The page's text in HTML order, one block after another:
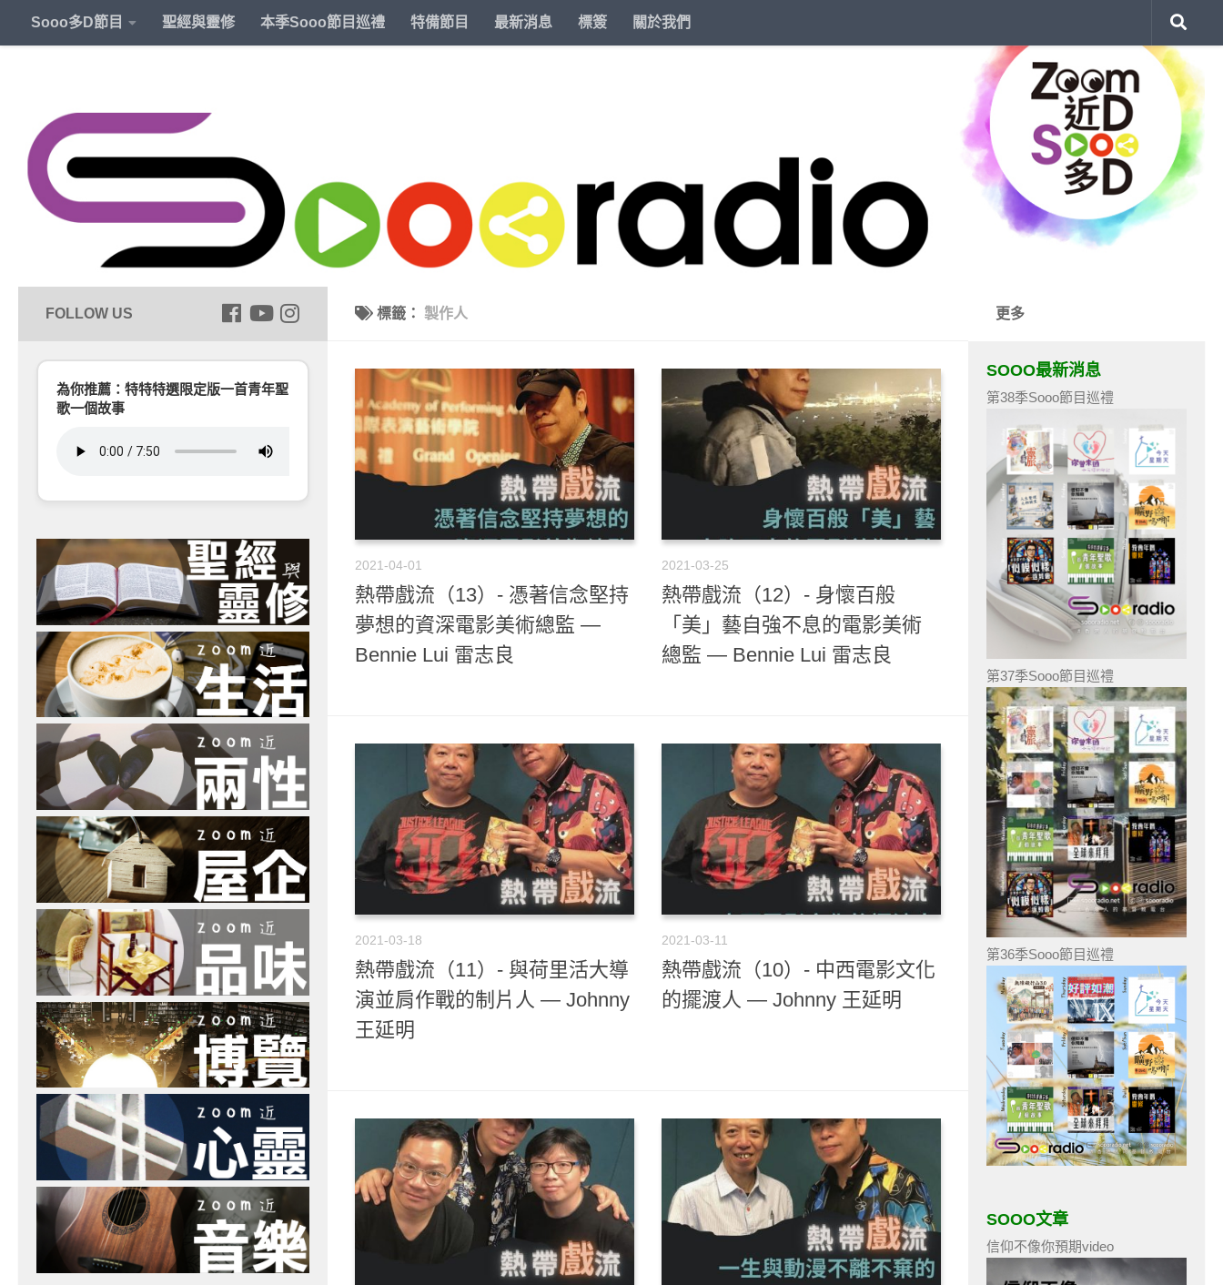
Sooo多D節目 聖經與靈修 本季Sooo節目巡禮 特備節目 最新消息 標簽 關於我們
標籤： 製作人
2021-04-01
熱帶戲流（13）- 憑著信念堅持
夢想的資深電影美術總監 —
Bennie Lui 雷志良
2021-03-25
熱帶戲流（12）- 身懷百般
「美」藝自強不息的電影美術
總監 — Bennie Lui 雷志良
2021-03-18
熱帶戲流（11）- 與荷里活大導
演並肩作戰的制片人 — Johnny
王延明
2021-03-11
熱帶戲流（10）- 中西電影文化
的擺渡人 — Johnny 王延明
為你推薦：特特特選限定版一首青年聖
歌一個故事
更多
SOOO最新消息
第38季Sooo節目巡禮
第37季Sooo節目巡禮
第36季Sooo節目巡禮
SOOO文章
信仰不像你預期video